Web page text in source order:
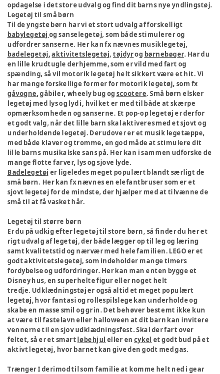
opdagelse i det store udvalg og find dit barns nye yndlingstøj.
Legetøj til små børn
Til de yngste børn har vi et stort udvalg af forskelligt
babylegetøj og sanselegetøj, som både stimulerer og
udfordrer sanserne. Her kan fx nævnes musiklegetøj,
badelegetøj,aktivitetslegetøj,tøjdyrog børnebøger. Har du
en lille krudtugle derhjemme, som er vild med fart og
spænding, så vil motorik legetøj helt sikkert være et hit. Vi
har mange forskellige former for motorik legetøj, som fx
gåvogne, gåbiler, wheely bug ogscootere. Små børn elsker
legetøj med lys og lyd i, hvilket er med til både at skærpe
opmærksomheden og sanserne. Et pop-op legetøj er derfor
et godt valg, når det lille barn skal aktiveres med et sjovt og
underholdende legetøj. Derudover er et musik legetæppe,
med både klaver og tromme, en god måde at stimulere dit
lille barns musikalske sans på. Her kan i sammen udforske de
mange flotte farver, lys og sjove lyde.
Badelegetøj er ligeledes meget populært blandt særligt de
små børn. Her kan fx nævnes en elefantbruser som er et
sjovt legetøj for de mindste, der hjælper med at tilvænne de
små til at få vasket hår.
Legetøj til større børn
Er du på udkig efter legetøj til store børn, så finder du her et
rigt udvalg af legetøj, der både lægger op til leg og læring
samt kvalitetstid og nærvær med hele familien. LEGO er et
godt aktivitetslegetøj, som indeholder mange timers
fordybelse og udfordringer. Her kan man enten bygge et
Disney hus, en superhelte figur eller noget helt
tredje. Udklædningstøj er også altid et meget populært
legetøj, hvor fantasi og rollespilslege kan underholde og
skabe en masse smil og grin. Det behøver bestemt ikke kun
at være til fastelavn eller halloween at dit barn kan invitere
vennerne til en sjov udklædningsfest. Skal der fart over
feltet, så er et smartløbehjul eller en cykel et godt bud på et
aktivt legetøj, hvor barnet kan give den godt med gas.
Trænger I derimod til som familie at komme helt ned i gear